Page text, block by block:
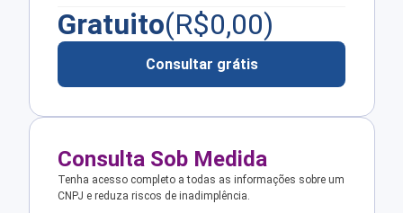
Gratuito(R$0,00)
Consultar grátis
Consulta Sob Medida
Tenha acesso completo a todas as informações sobre um
CNPJ e reduza riscos de inadimplência.